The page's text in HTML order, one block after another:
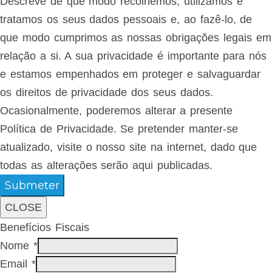
tratamos os seus dados pessoais e, ao fazê-lo, de
que modo cumprimos as nossas obrigações legais em
relação a si. A sua privacidade é importante para nós
e estamos empenhados em proteger e salvaguardar
os direitos de privacidade dos seus dados.
Ocasionalmente, poderemos alterar a presente
Política de Privacidade. Se pretender manter-se
atualizado, visite o nosso site na internet, dado que
todas as alterações serão aqui publicadas.
Submeter
CLOSE
Benefícios Fiscais
Nome *
Email *